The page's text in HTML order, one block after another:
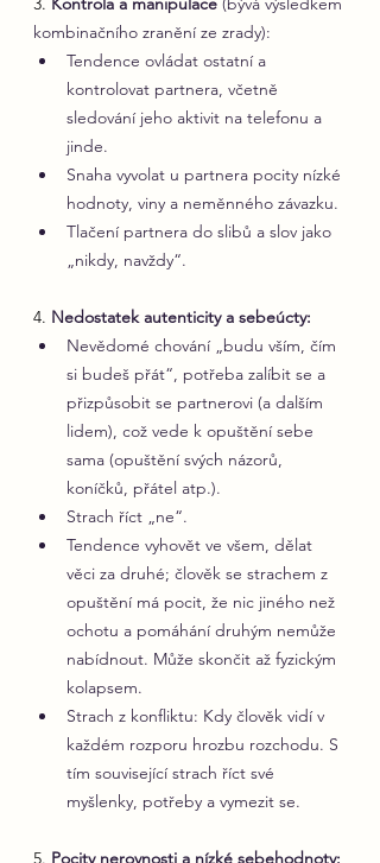
kombinačního zranění ze zrady):
Tendence ovládat ostatní a
kontrolovat partnera, včetně
sledování jeho aktivit na telefonu a
jinde.
Snaha vyvolat u partnera pocity nízké
hodnoty, viny a neměnného závazku.
Tlačení partnera do slibů a slov jako
„nikdy, navždy“.
4. Nedostatek autenticity a sebeúcty:
Nevědomé chování „budu vším, čím
si budeš přát“, potřeba zalíbit se a
přizpůsobit se partnerovi (a dalším
lidem), což vede k opuštění sebe
sama (opuštění svých názorů,
koníčků, přátel atp.).
Strach říct „ne“.
Tendence vyhovět ve všem, dělat
věci za druhé; člověk se strachem z
opuštění má pocit, že nic jiného než
ochotu a pomáhání druhým nemůže
nabídnout. Může skončit až fyzickým
kolapsem.
Strach z konfliktu: Kdy člověk vidí v
každém rozporu hrozbu rozchodu. S
tím související strach říct své
myšlenky, potřeby a vymezit se.
5. Pocity nerovnosti a nízké sebehodnoty: